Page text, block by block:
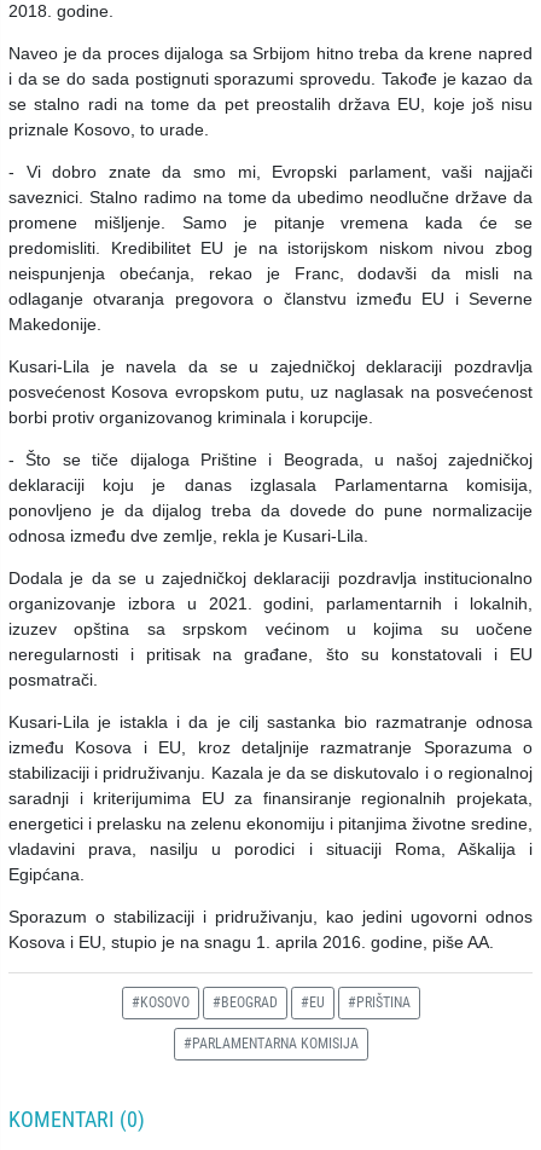
2018. godine.
Naveo je da proces dijaloga sa Srbijom hitno treba da krene napred
i da se do sada postignuti sporazumi sprovedu. Takođe je kazao da
se stalno radi na tome da pet preostalih država EU, koje još nisu
priznale Kosovo, to urade.
- Vi dobro znate da smo mi, Evropski parlament, vaši najjači
saveznici. Stalno radimo na tome da ubedimo neodlučne države da
promene mišljenje. Samo je pitanje vremena kada će se
predomisliti. Kredibilitet EU je na istorijskom niskom nivou zbog
neispunjenja obećanja, rekao je Franc, dodavši da misli na
odlaganje otvaranja pregovora o članstvu između EU i Severne
Makedonije.
Kusari-Lila je navela da se u zajedničkoj deklaraciji pozdravlja
posvećenost Kosova evropskom putu, uz naglasak na posvećenost
borbi protiv organizovanog kriminala i korupcije.
- Što se tiče dijaloga Prištine i Beograda, u našoj zajedničkoj
deklaraciji koju je danas izglasala Parlamentarna komisija,
ponovljeno je da dijalog treba da dovede do pune normalizacije
odnosa između dve zemlje, rekla je Kusari-Lila.
Dodala je da se u zajedničkoj deklaraciji pozdravlja institucionalno
organizovanje izbora u 2021. godini, parlamentarnih i lokalnih,
izuzev opština sa srpskom većinom u kojima su uočene
neregularnosti i pritisak na građane, što su konstatovali i EU
posmatrači.
Kusari-Lila je istakla i da je cilj sastanka bio razmatranje odnosa
između Kosova i EU, kroz detaljnije razmatranje Sporazuma o
stabilizaciji i pridruživanju. Kazala je da se diskutovalo i o regionalnoj
saradnji i kriterijumima EU za finansiranje regionalnih projekata,
energetici i prelasku na zelenu ekonomiju i pitanjima životne sredine,
vladavini prava, nasilju u porodici i situaciji Roma, Aškalija i
Egipćana.
Sporazum o stabilizaciji i pridruživanju, kao jedini ugovorni odnos
Kosova i EU, stupio je na snagu 1. aprila 2016. godine, piše AA.
#KOSOVO #BEOGRAD #EU #PRIŠTINA
#PARLAMENTARNA KOMISIJA
KOMENTARI (0)